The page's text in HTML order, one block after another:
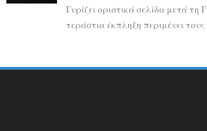
Γυρίζει οριστικά σελίδα μετά τη
τεράστια έκπληξη περιμένει